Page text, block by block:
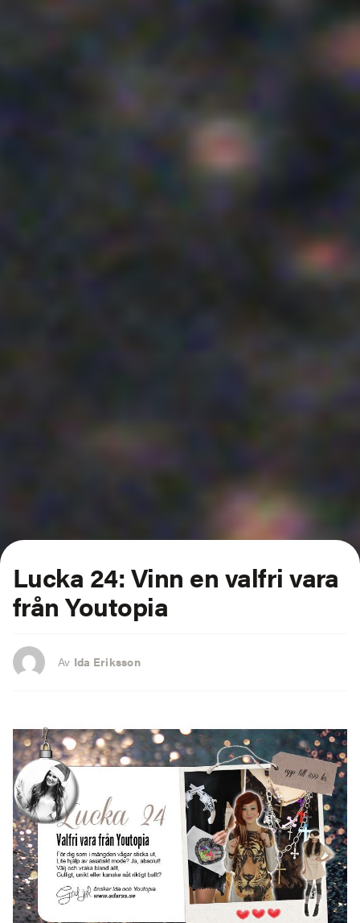
Lucka 24: Vinn en valfri vara
från Youtopia
Av Ida Eriksson